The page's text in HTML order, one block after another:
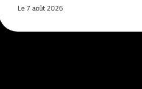
Le 7 août 2026